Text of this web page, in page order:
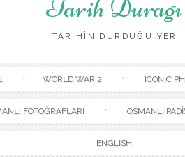
Tarih Duragı
TARİHİN DURDUĞU YER
WORLD WAR 2 ICONIC
FOTOĞRAFLARI OSMANLI
ENGLISH